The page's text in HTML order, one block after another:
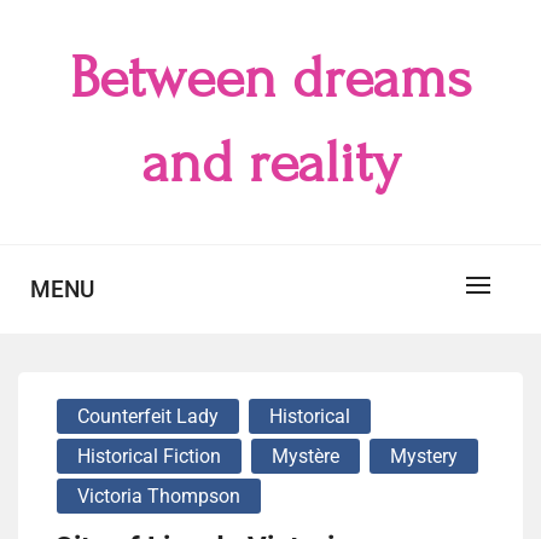
Between dreams
and reality
MENU
Counterfeit Lady
Historical
Historical Fiction
Mystère
Mystery
Victoria Thompson